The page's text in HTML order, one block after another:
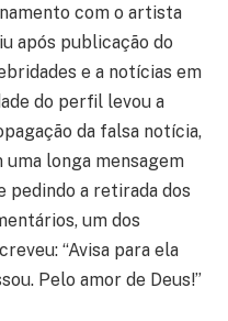
com o artista
após publicação do
e a notícias em
do perfil levou a
da falsa notícia,
longa mensagem
pedindo a retirada dos
um dos
“Avisa para ela
Pelo amor de Deus!”